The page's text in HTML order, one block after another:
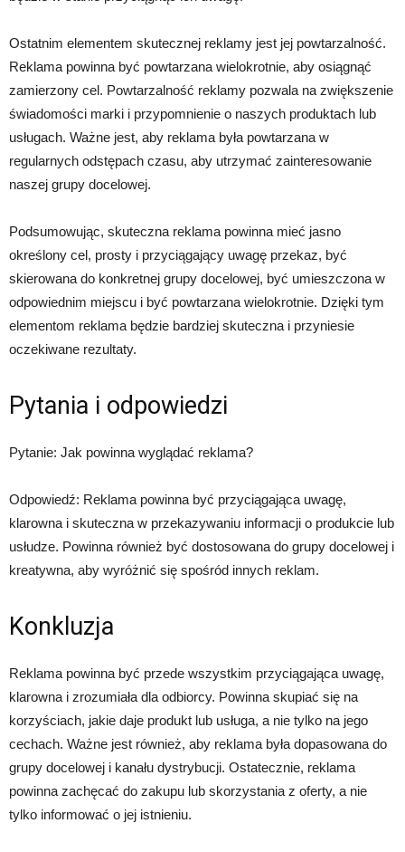
Ostatnim elementem skutecznej reklamy jest jej powtarzalność.
Reklama powinna być powtarzana wielokrotnie, aby osiągnąć
zamierzony cel. Powtarzalność reklamy pozwala na zwiększenie
świadomości marki i przypomnienie o naszych produktach lub
usługach. Ważne jest, aby reklama była powtarzana w
regularnych odstępach czasu, aby utrzymać zainteresowanie
naszej grupy docelowej.
Podsumowując, skuteczna reklama powinna mieć jasno
określony cel, prosty i przyciągający uwagę przekaz, być
skierowana do konkretnej grupy docelowej, być umieszczona w
odpowiednim miejscu i być powtarzana wielokrotnie. Dzięki tym
elementom reklama będzie bardziej skuteczna i przyniesie
oczekiwane rezultaty.
Pytania i odpowiedzi
Pytanie: Jak powinna wyglądać reklama?
Odpowiedź: Reklama powinna być przyciągająca uwagę,
klarowna i skuteczna w przekazywaniu informacji o produkcie lub
usłudze. Powinna również być dostosowana do grupy docelowej i
kreatywna, aby wyróżnić się spośród innych reklam.
Konkluzja
Reklama powinna być przede wszystkim przyciągająca uwagę,
klarowna i zrozumiała dla odbiorcy. Powinna skupiać się na
korzyściach, jakie daje produkt lub usługa, a nie tylko na jego
cechach. Ważne jest również, aby reklama była dopasowana do
grupy docelowej i kanału dystrybucji. Ostatecznie, reklama
powinna zachęcać do zakupu lub skorzystania z oferty, a nie
tylko informować o jej istnieniu.